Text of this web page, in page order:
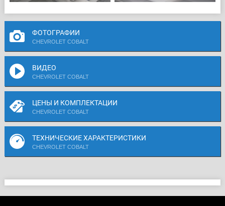
ФОТОГРАФИИ
CHEVROLET COBALT
ВИДЕО
CHEVROLET COBALT
ЦЕНЫ И КОМПЛЕКТАЦИИ
CHEVROLET COBALT
ТЕХНИЧЕСКИЕ ХАРАКТЕРИСТИКИ
CHEVROLET COBALT